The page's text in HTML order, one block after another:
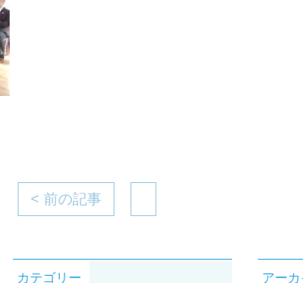
< 前の記事
カテゴリー アー